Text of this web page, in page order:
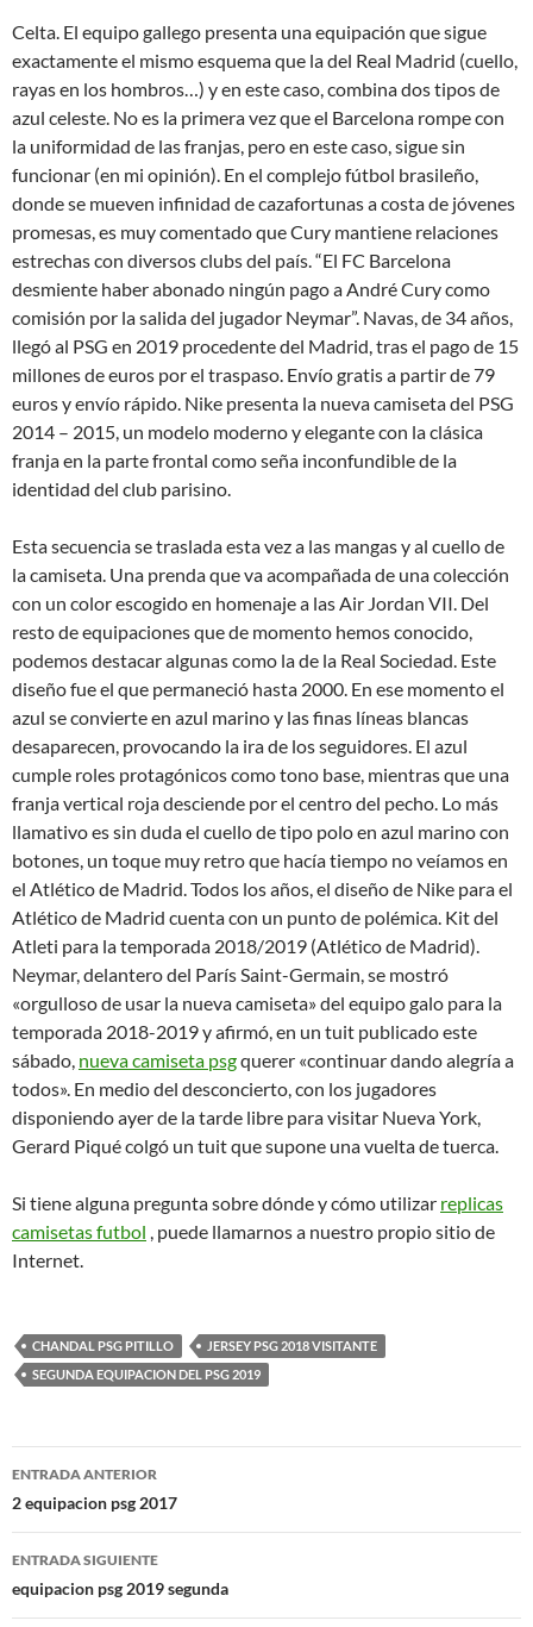
Celta. El equipo gallego presenta una equipación que sigue
exactamente el mismo esquema que la del Real Madrid (cuello,
rayas en los hombros…) y en este caso, combina dos tipos de
azul celeste. No es la primera vez que el Barcelona rompe con
la uniformidad de las franjas, pero en este caso, sigue sin
funcionar (en mi opinión). En el complejo fútbol brasileño,
donde se mueven infinidad de cazafortunas a costa de jóvenes
promesas, es muy comentado que Cury mantiene relaciones
estrechas con diversos clubs del país. “El FC Barcelona
desmiente haber abonado ningún pago a André Cury como
comisión por la salida del jugador Neymar”. Navas, de 34 años,
llegó al PSG en 2019 procedente del Madrid, tras el pago de 15
millones de euros por el traspaso. Envío gratis a partir de 79
euros y envío rápido. Nike presenta la nueva camiseta del PSG
2014 – 2015, un modelo moderno y elegante con la clásica
franja en la parte frontal como seña inconfundible de la
identidad del club parisino.
Esta secuencia se traslada esta vez a las mangas y al cuello de
la camiseta. Una prenda que va acompañada de una colección
con un color escogido en homenaje a las Air Jordan VII. Del
resto de equipaciones que de momento hemos conocido,
podemos destacar algunas como la de la Real Sociedad. Este
diseño fue el que permaneció hasta 2000. En ese momento el
azul se convierte en azul marino y las finas líneas blancas
desaparecen, provocando la ira de los seguidores. El azul
cumple roles protagónicos como tono base, mientras que una
franja vertical roja desciende por el centro del pecho. Lo más
llamativo es sin duda el cuello de tipo polo en azul marino con
botones, un toque muy retro que hacía tiempo no veíamos en
el Atlético de Madrid. Todos los años, el diseño de Nike para el
Atlético de Madrid cuenta con un punto de polémica. Kit del
Atleti para la temporada 2018/2019 (Atlético de Madrid).
Neymar, delantero del París Saint-Germain, se mostró
«orgulloso de usar la nueva camiseta» del equipo galo para la
temporada 2018-2019 y afirmó, en un tuit publicado este
sábado, nueva camiseta psgquerer «continuar dando alegría a
todos». En medio del desconcierto, con los jugadores
disponiendo ayer de la tarde libre para visitar Nueva York,
Gerard Piqué colgó un tuit que supone una vuelta de tuerca.
Si tiene alguna pregunta sobre dónde y cómo utilizar replicas
camisetas futbol , puede llamarnos a nuestro propio sitio de
Internet.
CHANDAL PSG PITILLO
JERSEY PSG 2018 VISITANTE
SEGUNDA EQUIPACION DEL PSG 2019
Navegación
de
entradas
ENTRADA ANTERIOR
2 equipacion psg 2017
ENTRADA SIGUIENTE
equipacion psg 2019 segunda